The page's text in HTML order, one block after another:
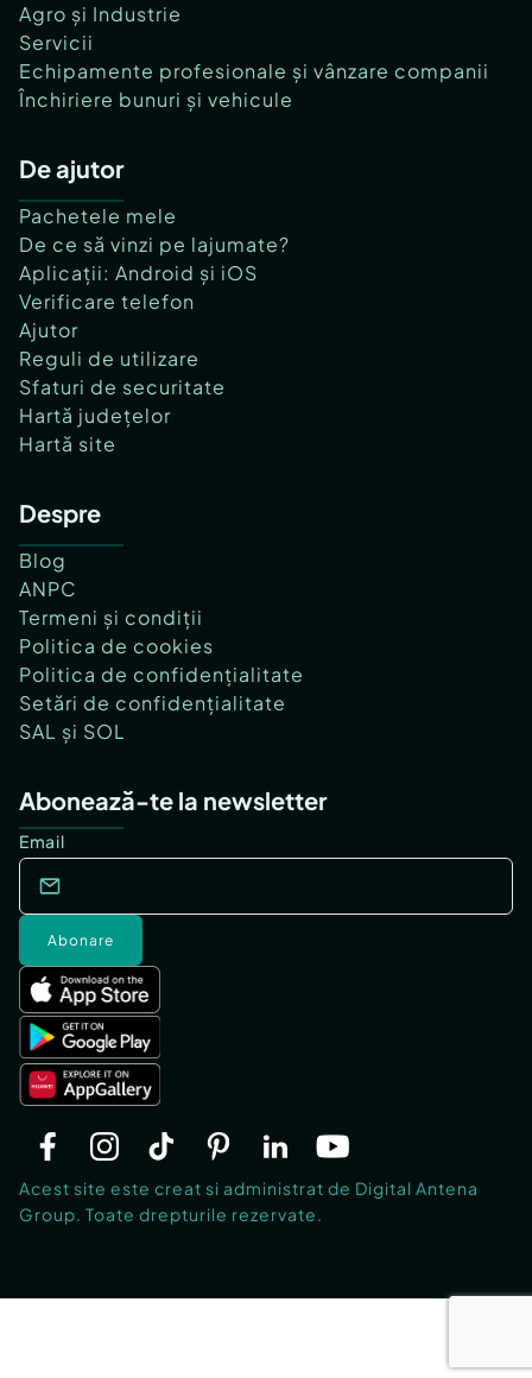
Agro și Industrie
Servicii
Echipamente profesionale și vânzare companii
Închiriere bunuri și vehicule
De ajutor
Pachetele mele
De ce să vinzi pe lajumate?
Aplicații: Android și iOS
Verificare telefon
Ajutor
Reguli de utilizare
Sfaturi de securitate
Hartă județelor
Hartă site
Despre
Blog
ANPC
Termeni și condiții
Politica de cookies
Politica de confidențialitate
Setări de confidențialitate
SAL și SOL
Abonează-te la newsletter
Email
Abonare
Acest site este creat si administrat de Digital Antena
Group. Toate drepturile rezervate.